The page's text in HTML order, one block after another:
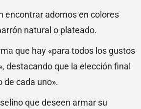
encontrar adornos en colores
natural o plateado.
que hay «para todos los gustos
destacando que la elección final
de cada uno».
que deseen armar su